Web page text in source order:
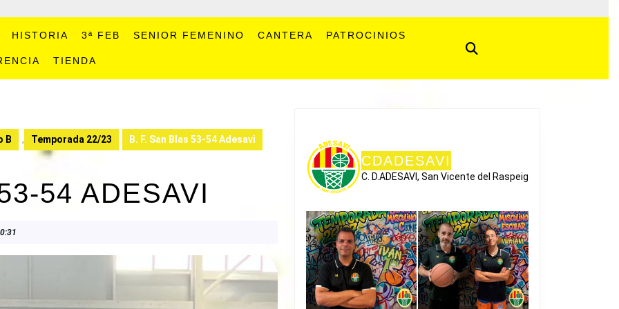
HISTORIA 3ª FEB SENIOR FEMENINO CANTERA PATROCINIOS
TIENDA
B , Temporada 22/23 B. F. San Blas 53-54 Adesavi
54 ADESAVI
CDADESAVI
C. D.ADESAVI, San Vicente del Raspeig